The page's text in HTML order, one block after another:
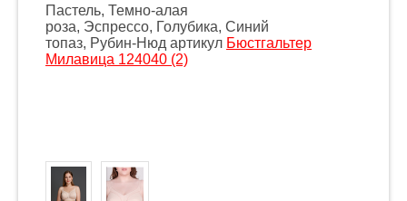
Пастель, Темно-алая
роза, Эспрессо, Голубика, Синий
топаз, Рубин-Нюд артикул Бюстгальтер
Милавица 124040 (2)